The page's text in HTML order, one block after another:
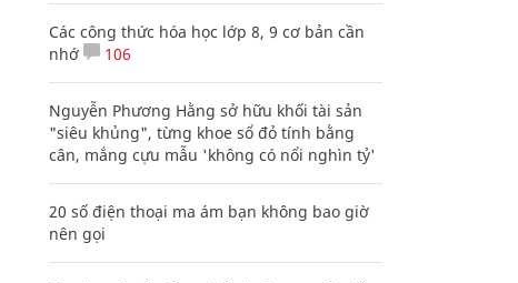
Các công thức hóa học lớp 8, 9 cơ bản cần
nhớ
106
Nguyễn Phương Hằng sở hữu khối tài sản
"siêu khủng", từng khoe sổ đỏ tính bằng
cân, mắng cựu mẫu 'không có nổi nghìn tỷ'
20 số điện thoại ma ám bạn không bao giờ
nên gọi